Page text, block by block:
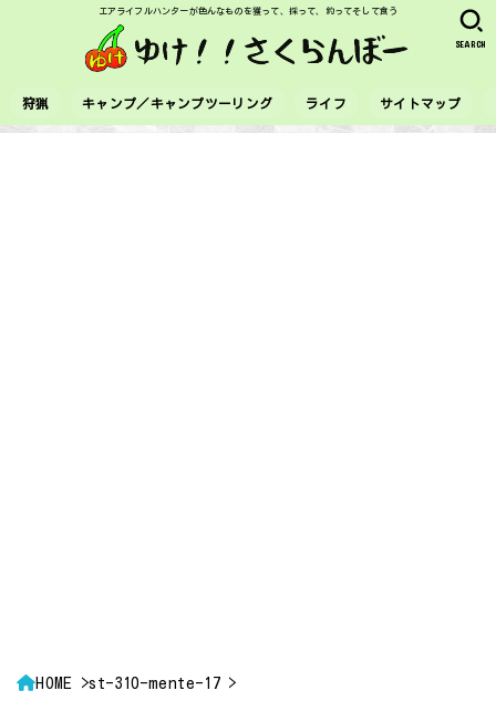
エアライフルハンターが色んなものを獲って、採って、釣ってそして食う
狩猟 キャンプ／キャンプツーリング ライフ サイトマップ
SEARCH
HOME st-310-mente-17